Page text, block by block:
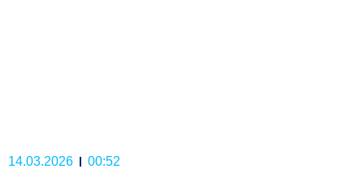
14.03.2026 00:52